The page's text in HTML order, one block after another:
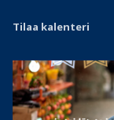
Tilaa kalenteri